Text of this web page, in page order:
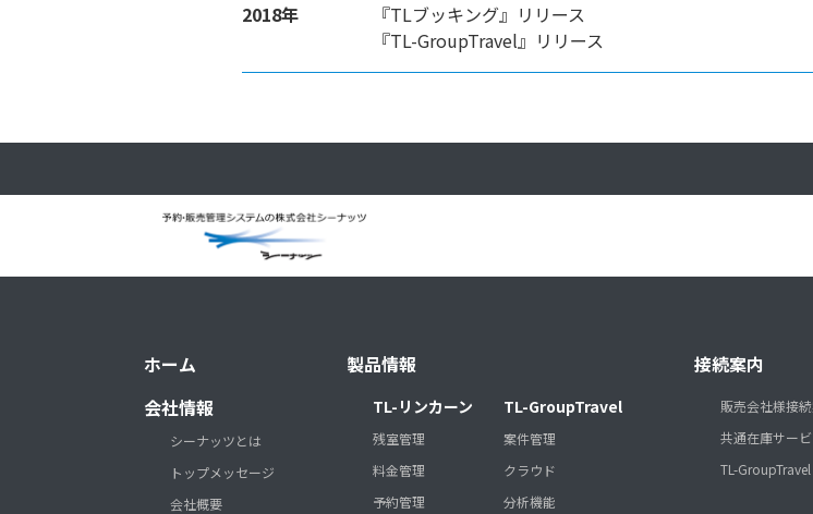
2018年
『TLブッキング』リリース
『TL-GroupTravel』リリース
ホーム
会社情報
シーナッツとは
トップメッセージ
会社概要
製品情報
TL-リンカーン
残室管理
料金管理
予約管理
TL-GroupTravel
案件管理
クラウド
分析機能
接続案内
販売会社様接
共通在庫サービ
TL-GroupTravel